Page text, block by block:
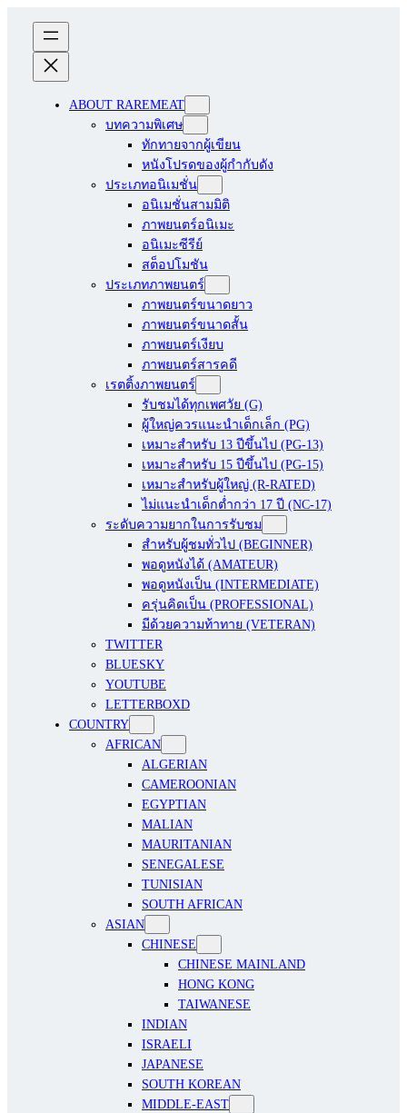
ABOUT RAREMEAT
บทความพิเศษ
ทักทายจากผู้เขียน
หนังโปรดของผู้กำกับดัง
ประเภทอนิเมชั่น
อนิเมชั่นสามมิติ
ภาพยนตร์อนิเมะ
อนิเมะซีรีย์
สต็อปโมชัน
ประเภทภาพยนตร์
ภาพยนตร์ขนาดยาว
ภาพยนตร์ขนาดสั้น
ภาพยนตร์เงียบ
ภาพยนตร์สารคดี
เรตติ้งภาพยนตร์
รับชมได้ทุกเพศวัย (G)
ผู้ใหญ่ควรแนะนำเด็กเล็ก (PG)
เหมาะสำหรับ 13 ปีขึ้นไป (PG-13)
เหมาะสำหรับ 15 ปีขึ้นไป (PG-15)
เหมาะสำหรับผู้ใหญ่ (R-RATED)
ไม่แนะนำเด็กต่ำกว่า 17 ปี (NC-17)
ระดับความยากในการรับชม
สำหรับผู้ชมทั่วไป (BEGINNER)
พอดูหนังได้ (AMATEUR)
พอดูหนังเป็น (INTERMEDIATE)
ครุ่นคิดเป็น (PROFESSIONAL)
มีด้วยความท้าทาย (VETERAN)
TWITTER
BLUESKY
YOUTUBE
LETTERBOXD
COUNTRY
AFRICAN
ALGERIAN
CAMEROONIAN
EGYPTIAN
MALIAN
MAURITANIAN
SENEGALESE
TUNISIAN
SOUTH AFRICAN
ASIAN
CHINESE
CHINESE MAINLAND
HONG KONG
TAIWANESE
INDIAN
ISRAELI
JAPANESE
SOUTH KOREAN
MIDDLE-EAST